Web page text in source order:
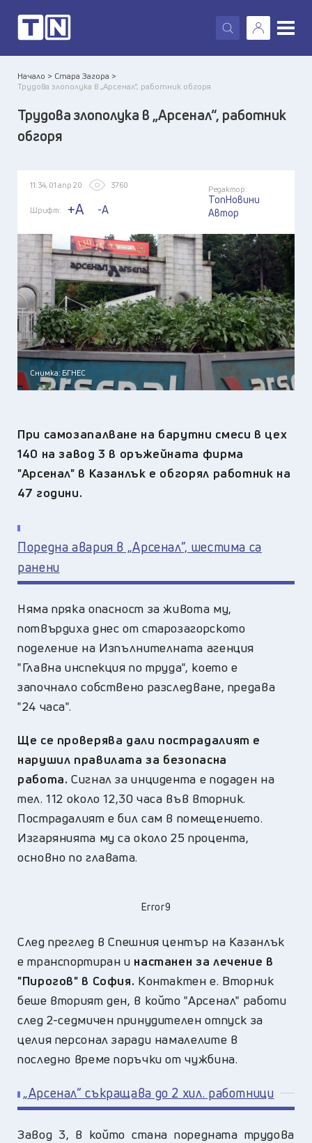
X
Начало > Стара Загора >
Трудова злополука в „Арсенал“, работник обгоря
Трудова злополука в „Арсенал“, работник
обгоря
11:34, 01 апр 20 3760
Шрифт: +A -A
Редактор:
ТопНовини
Автор
Снимка: БГНЕС
При самозапалване на барутни смеси в цех
140 на завод 3 в оръжейната фирма
"Арсенал" в Казанлък е обгорял работник на
47 години.
Поредна авария в „Арсенал”, шестима са
ранени
Няма пряка опасност за живота му,
потвърдиха днес от старозагорското
поделение на Изпълнителната агенция
"Главна инспекция по труда", което е
започнало собствено разследване, предава
"24 часа".
Ще се проверява дали пострадалият е
нарушил правилата за безопасна
работа.Сигнал за инцидента е подаден на
тел. 112 около 12,30 часа във вторник.
Пострадалият е бил сам в помещението.
Изгарянията му са около 25 процента,
основно по главата.
Error9
След преглед в Спешния център на Казанлък
е транспортиран и настанен за лечение в
"Пирогов" в София. Контактен е. Вторник
беше вторият ден, в който "Арсенал" работи
след 2-седмичен принудителен отпуск за
целия персонал заради намалелите в
последно време поръчки от чужбина.
„Арсенал“ съкращава до 2 хил. работници
Завод 3, в който стана поредната трудова